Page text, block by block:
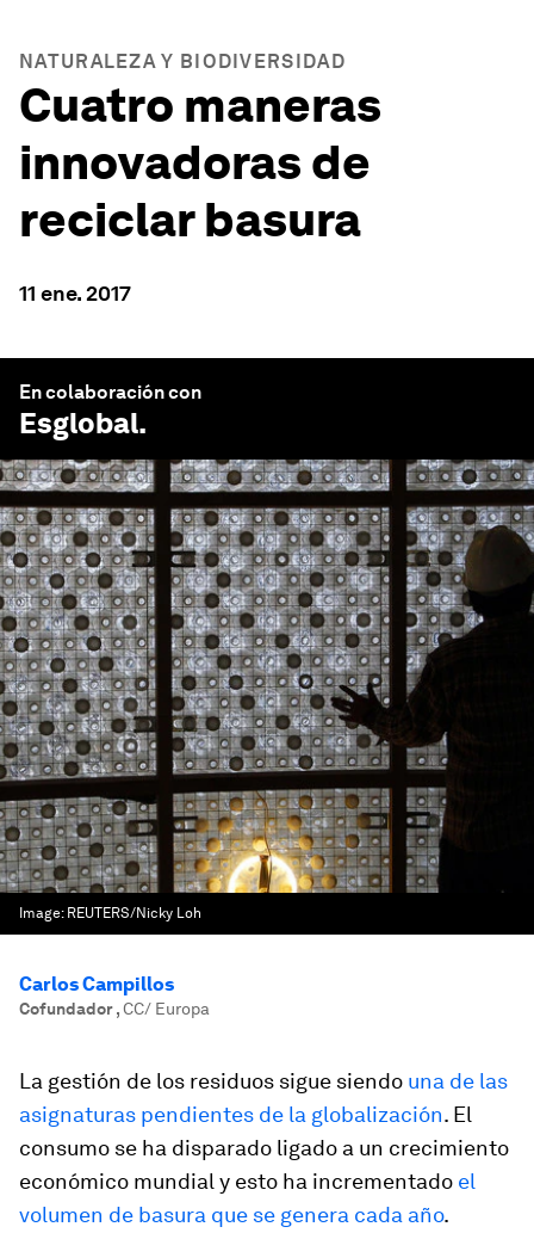
NATURALEZA Y BIODIVERSIDAD
Cuatro maneras
innovadoras de
reciclar basura
11 ene. 2017
En colaboración con
Esglobal.
Image: REUTERS/Nicky Loh
Carlos Campillos
Cofundador,CC/ Europa
La gestión de los residuos sigue siendo una de las
asignaturas pendientes de la globalización. El
consumo se ha disparado ligado a un crecimiento
económico mundial y esto ha incrementado el
volumen de basura que se genera cada año.